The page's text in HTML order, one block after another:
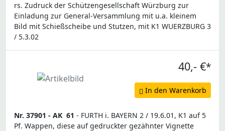
rs. Zudruck der Schützengesellschaft Würzburg zur
Einladung zur General-Versammlung mit u.a. kleinem
Bild mit Schießscheibe und Stutzen, mit K1 WUERZBURG 3
/ 5.3.02
40,- €*
In den Warenkorb
Nr. 37901 - AK 61 - FURTH i. BAYERN 2 / 19.6.01, K1 auf 5
Pf. Wappen, diese auf gedruckter gezähnter Vignette